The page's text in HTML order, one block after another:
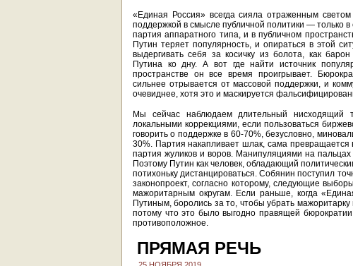
«Единая Россия» всегда сияла отраженным
поддержкой в смысле публичной политики — только
партия аппаратного типа, и в публичном
Путин теряет популярность, и опираться в этой
выдергивать себя за косичку из болота, как
Путина ко дну. А вот где найти источник
пространстве он все время проигрывает.
сильнее отрывается от массовой поддержки, и
очевиднее, хотя это и маскируется
Мы сейчас наблюдаем длительный нисходящий
локальными коррекциями, если пользоваться
говорить о поддержке в 60-70%, безусловно,
30%. Партия накапливает шлак, сама
партия жуликов и воров. Манипуляциями на
Поэтому Путин как человек, обладающий
потихоньку дистанцироваться. Собянин поступил
законопроект, согласно которому, следующие
мажоритарным округам. Если раньше, когда
Путиным, боролись за то, чтобы убрать
потому что это было выгодно правящей
противоположное.
ПРЯМАЯ РЕЧЬ